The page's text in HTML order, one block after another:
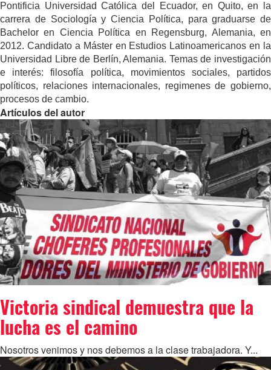
Pontificia Universidad Católica del Ecuador, en Quito, en la
carrera de Sociología y Ciencia Política, para graduarse de
Bachelor en Ciencia Política en Regensburg, Alemania, en
2012. Candidato a Máster en Estudios Latinoamericanos en la
Universidad Libre de Berlín, Alemania. Temas de investigación
e interés: filosofía política, movimientos sociales, partidos
políticos, relaciones internacionales, regimenes de gobierno,
procesos de cambio.
Artículos del autor
Victoria sindical demuestra que la
lucha es el camino
Nosotros venimos y nos debemos a la clase trabajadora. Y...